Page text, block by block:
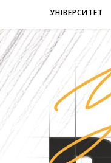
УНІВЕРСИТЕТ